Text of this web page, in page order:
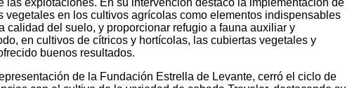
las explotaciones. En su intervención destacó la implementación de
vegetales en los cultivos agrícolas como elementos indispensables
calidad del suelo, y proporcionar refugio a fauna auxiliar y
en cultivos de cítricos y hortícolas, las cubiertas vegetales y
buenos resultados.
de la Fundación Estrella de Levante, cerró el ciclo de